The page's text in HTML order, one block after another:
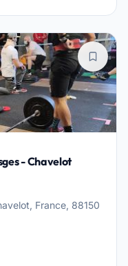
- Chavelot
France, 88150